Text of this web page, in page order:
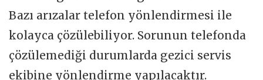
Bazı arızalar telefon yönlendirmesi ile
kolayca çözülebiliyor. Sorunun telefonda
çözülemediği durumlarda gezici servis
ekibine yönlendirme yapılacaktır.